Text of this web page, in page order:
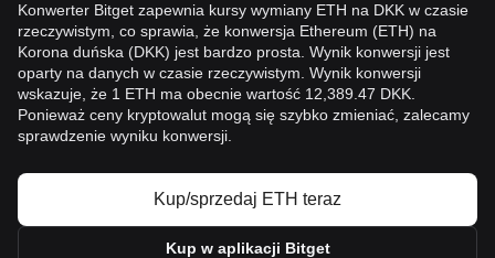
Konwerter Bitget zapewnia kursy wymiany ETH na DKK w czasie
rzeczywistym, co sprawia, że konwersja Ethereum (ETH) na
Korona duńska (DKK) jest bardzo prosta. Wynik konwersji jest
oparty na danych w czasie rzeczywistym. Wynik konwersji
wskazuje, że 1 ETH ma obecnie wartość 12,389.47 DKK.
Ponieważ ceny kryptowalut mogą się szybko zmieniać, zalecamy
sprawdzenie wyniku konwersji.
Kup/sprzedaj ETH teraz
Kup w aplikacji Bitget